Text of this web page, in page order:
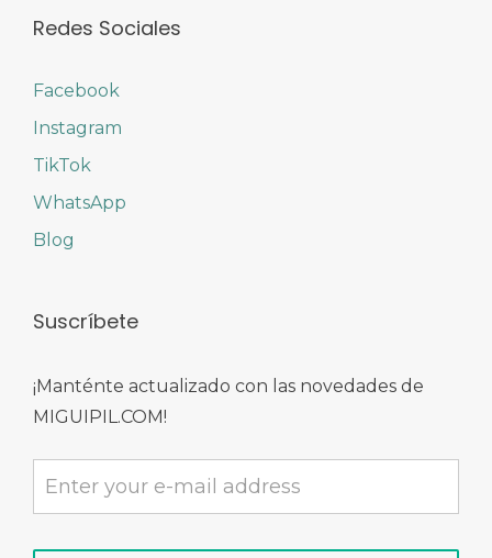
Redes Sociales
Facebook
Instagram
TikTok
WhatsApp
Blog
Suscríbete
¡Manténte actualizado con las novedades de
MIGUIPIL.COM!